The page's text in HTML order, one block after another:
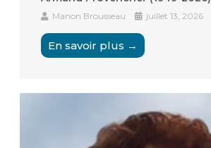
Manon Brousseau juillet 13, 2026
En savoir plus →